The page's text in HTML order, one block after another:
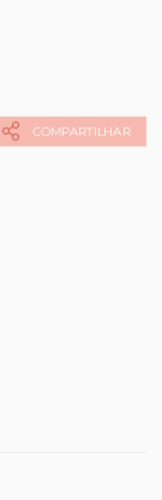
COMPARTILHAR